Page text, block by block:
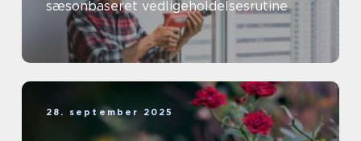
sæsonbaseret vedligeholdelsesrutine
28. september 2025